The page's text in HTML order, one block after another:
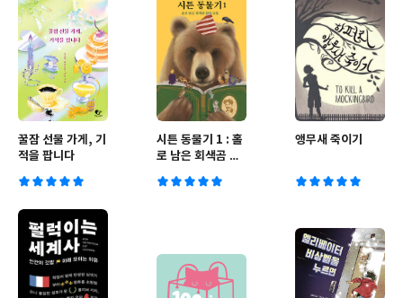
꿀잠 선물 가게, 기
적을 팝니다
시튼 동물기 1 : 홀
로 남은 회색곰 왑
앵무새 죽이기